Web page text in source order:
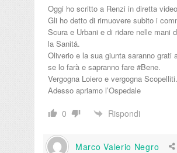
Oggi ho scritto a Renzi in diretta
Gli ho detto di rimuovere subito i
Scura e Urbani e di ridare nelle mani
la Sanitå.
Oliverio e la sua giunta saranno grati
se lo farà e sapranno fare #Bene.
Vergogna Loiero e vergogna Scopelliti.
Adesso apriamo l’Ospedale
0 Rispondi
Marco Valerio Negro